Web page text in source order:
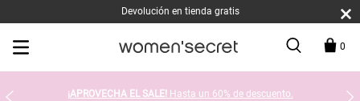
Devolución en tienda gratis
0
¡APROVECHA EL SALE! Hasta un 60% de descuento.